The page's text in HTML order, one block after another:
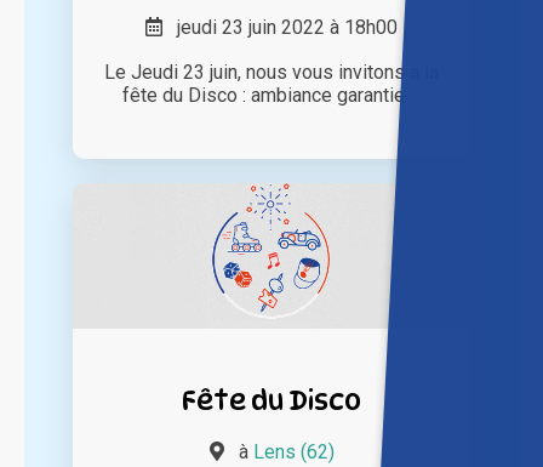
jeudi 23 juin 2022 à 18h00
Le Jeudi 23 juin, nous vous invitons à la
fête du Disco : ambiance garantie ...
Fête du Disco
à Lens (62)